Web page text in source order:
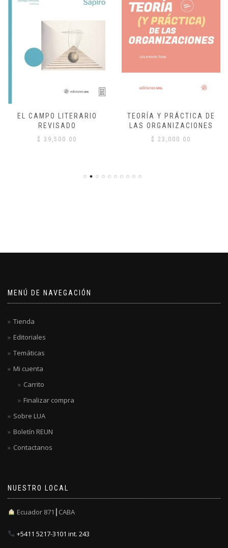
EL CAMPO LITERARIO
REVISADO
$ 39,500.00
TEORÍA Y PRÁCTICA DE
LAS ORGANIZACIONES
$ 23,000.00
MENÚ DE NAVEGACIÓN
Tienda
Editoriales
Temáticas
Mi cuenta
Carrito
Finalizar compra
Sobre LUA
Boletín REUN
Contactanos
NUESTRO LOCAL
Ecuador 871┃CABA
+5411 5217-3101 int. 243